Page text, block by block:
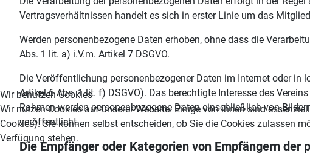
Vertragsverhältnissen handelt es sich in erster Linie um das
Werden personenbezogene Daten erhoben, ohne dass die
Abs. 1 lit. a) i.V.m. Artikel 7 DSGVO.
Die Veröffentlichung personenbezogener Daten im Internet oder in
Artikel 6 Abs. 1 lit. f) DSGVO). Das berechtigte Interesse des
Rahmen werden personenbezogene Daten einschließlich von
veröffentlicht.
Die Empfänger oder Kategorien von Empfängern der
Wir benutzen Cookies
Wir nutzen Cookies auf unserer Website. Einige von ihnen sind
Cookies). Sie können selbst entscheiden, ob Sie die Cookies zulassen
Verfügung stehen.